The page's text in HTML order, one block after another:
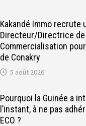
Kakandé Immo recrute
Directeur/Directrice de
Commercialisation
de Conakry
5 août 2026
Pourquoi la Guinée a
l’instant, à ne pas
ECO ?